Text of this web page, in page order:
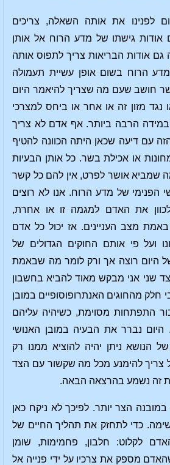
לפנינו את אותה השאלה, צריכים
אודות גישתו של מדע הרוח אל אותן
אודות הבריאות צריך לתפוס אותה
הרוח בשום אופן עשיית תעמולה
חושב שעם מה שצריך להיאמר היום
מזון זה או אחר או ביחס למצרכי
הרבה ביותר. אף אדם לא צריך
עם דיעה שכאן היתה הכוונה להטיף
או אכילת בשר. כל אותן הבעיות
שמביא אושר לפרט, אין להם כל קשר
הפנימי של מדע הרוח. אנו לא רוצים
את האדם למגמה זו או אחרת,
מצב העניינים. אז יכול כל אדם
ועל פי אותם החוקים הגדולים של
היום רוצה אך ורק לומר מה שבאמת
שני אני מבקש מאוד להביא בחשבון
חלק מהחוגים האנתרופוסופיים במובן
התפתחות מסוימת, כשיהיה עליהם
היום נברר את הבעיה במובן האנושי
הנושא ניתן יהיה להוציא ממנו רק
צריך להימנע מכל מה שקשור עם הצד
זה נשמע בהרצאה הבאה.
הצר יותר. לפיכך לא ניקח כאן
כדי לתחזק את תהליך החיים של
לקלוט: חלבון, פחמימות, שומן
מספק את צרכיו על ידי פנייה אל